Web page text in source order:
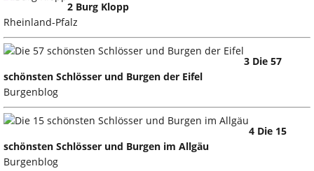
2 Burg Klopp
Rheinland-Pfalz
3 Die 57
schönsten Schlösser und Burgen der Eifel
Burgenblog
4 Die 15
schönsten Schlösser und Burgen im Allgäu
Burgenblog